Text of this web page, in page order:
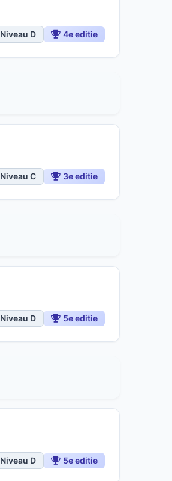
Niveau D 4e editie
Niveau C 3e editie
Niveau D 5e editie
Niveau D 5e editie